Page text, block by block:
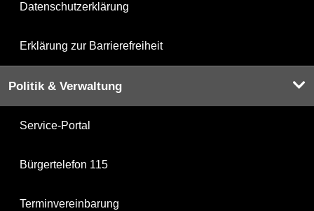
Datenschutzerklärung
Erklärung zur Barrierefreiheit
Politik & Verwaltung
Service-Portal
Bürgertelefon 115
Terminvereinbarung